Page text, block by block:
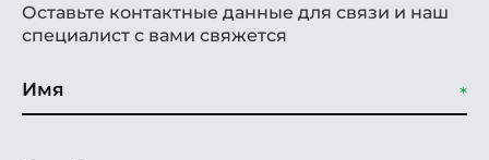
Оставьте контактные данные для связи и наш
специалист с вами свяжется